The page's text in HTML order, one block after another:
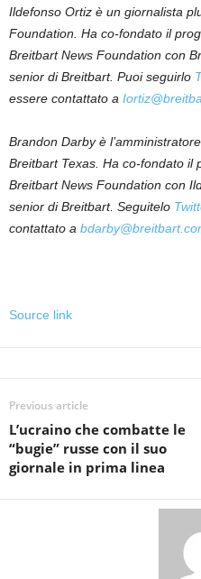
Ildefonso Ortiz è un giornalista
Foundation. Ha co-fondato il
Breitbart News Foundation con
senior di Breitbart. Puoi seguirlo
essere contattato a
Brandon Darby è
Breitbart Texas. Ha co-fondato il
Breitbart News Foundation con
senior di Breitbart. Seguitelo
contattato a
Source link
Previous article
L’ucraino che combatte le
“bugie” russe con il suo
giornale in prima linea